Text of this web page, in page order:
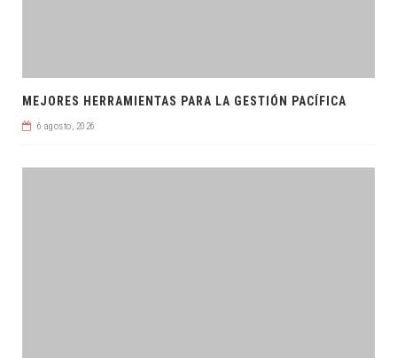
MEJORES HERRAMIENTAS PARA LA GESTIÓN PACÍFICA
6 agosto, 2026